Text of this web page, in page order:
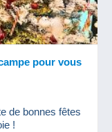
pour vous
de bonnes fêtes
!